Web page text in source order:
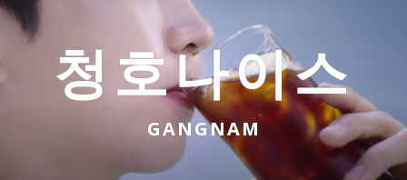
청호나이스
GANGNAM